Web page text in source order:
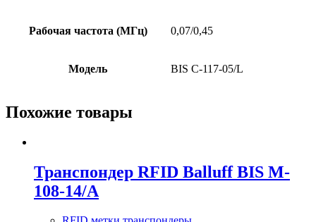
Рабочая частота (МГц) 0,07/0,45
Модель BIS C-117-05/L
Похожие товары
Транспондер RFID Balluff BIS M-
108-14/A